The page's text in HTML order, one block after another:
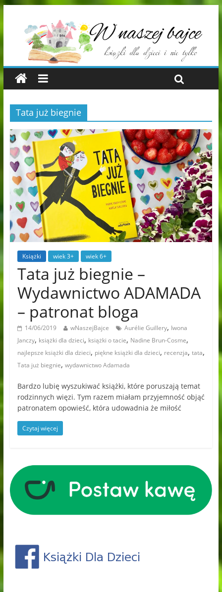
Tata już biegnie
Książki wiek 3+ wiek 6+
Tata już biegnie –
Wydawnictwo ADAMADA
– patronat bloga
14/06/2019 wNaszejBajce Aurélie Guillery, Iwona
Janczy, książki dla dzieci, książki o tacie, Nadine Brun-Cosme,
najlepsze książki dla dzieci, piękne książki dla dzieci, recenzja, tata,
Tata już biegnie, wydawnictwo Adamada
Bardzo lubię wyszukiwać książki, które poruszają temat
rodzinnych więzi. Tym razem miałam przyjemność objąć
patronatem opowieść, która udowadnia że miłość
Czytaj więcej